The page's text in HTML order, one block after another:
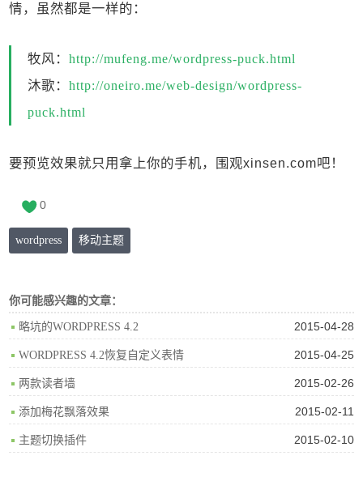
情，虽然都是一样的：
牧风：http://mufeng.me/wordpress-puck.html
沐歌：http://oneiro.me/web-design/wordpress-
puck.html
要预览效果就只用拿上你的手机，围观xinsen.com吧！
0
wordpress 移动主题
你可能感兴趣的文章：
2015-04-28
略坑的WORDPRESS 4.2
2015-04-25
WORDPRESS 4.2恢复自定义表情
2015-02-26
两款读者墙
2015-02-11
添加梅花飘落效果
2015-02-10
主题切换插件